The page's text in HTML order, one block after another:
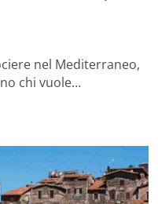
nel Mediterraneo,
chi vuole…